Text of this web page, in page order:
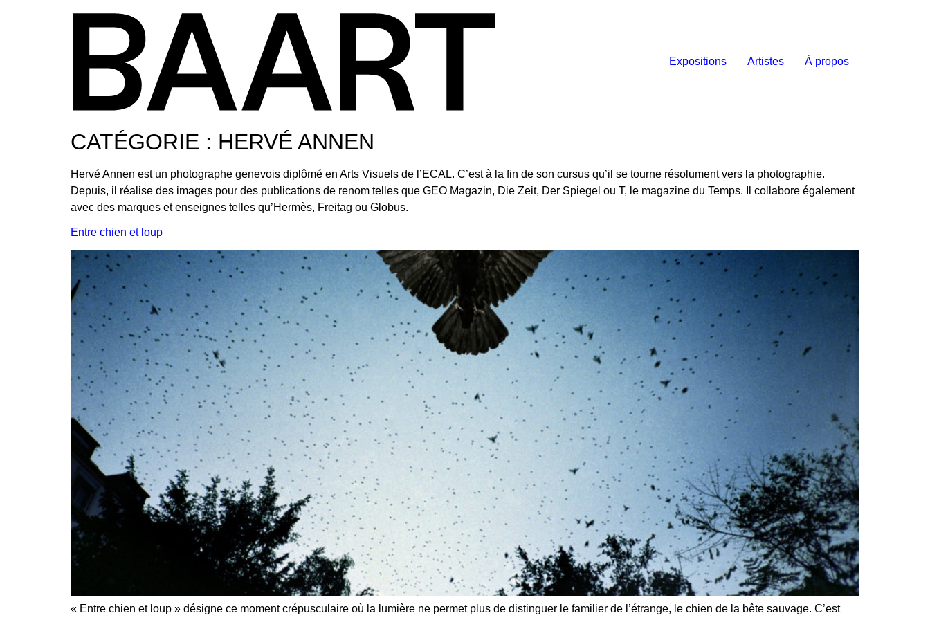
Expositions Artistes À propos
CATÉGORIE : HERVÉ ANNEN
Hervé Annen est un photographe genevois diplômé en Arts Visuels de l’ECAL. C’est à la fin de son cursus qu’il se tourne résolument vers la photographie.
Depuis, il réalise des images pour des publications de renom telles que GEO Magazin, Die Zeit, Der Spiegel ou T, le magazine du Temps. Il collabore également
avec des marques et enseignes telles qu’Hermès, Freitag ou Globus.
Entre chien et loup
« Entre chien et loup » désigne ce moment crépusculaire où la lumière ne permet plus de distinguer le familier de l’étrange, le chien de la bête sauvage. C’est